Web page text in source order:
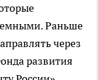
Раньше
через
развития